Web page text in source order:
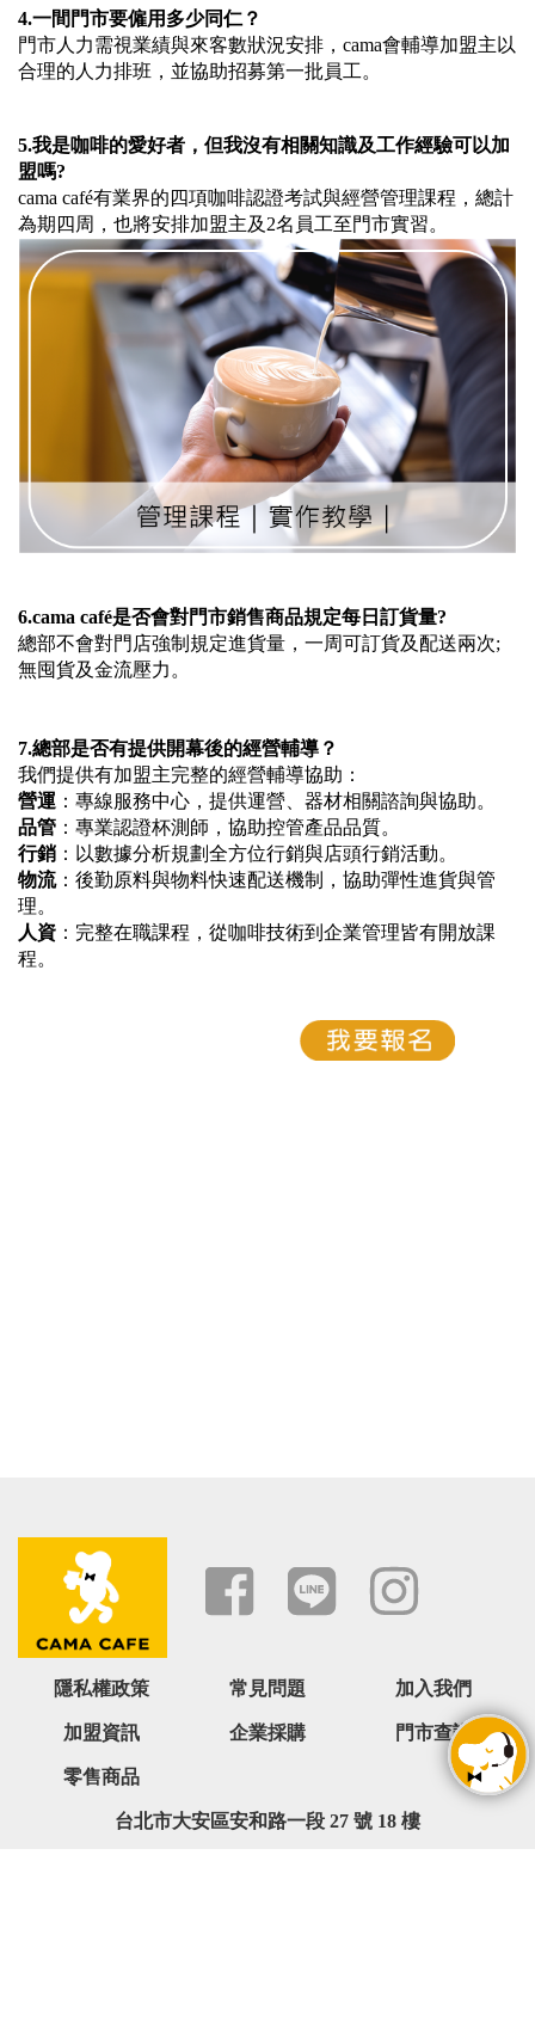
4.一間門市要僱用多少同仁？
門市人力需視業績與來客數狀況安排，cama會輔導加盟主以
合理的人力排班，並協助招募第一批員工。
5.我是咖啡的愛好者，但我沒有相關知識及工作經驗可以加
盟嗎?
cama café有業界的四項咖啡認證考試與經營管理課程，總計
為期四周，也將安排加盟主及2名員工至門市實習。
6.cama café是否會對門市銷售商品規定每日訂貨量?
總部不會對門店強制規定進貨量，一周可訂貨及配送兩次;
無囤貨及金流壓力。
7.總部是否有提供開幕後的經營輔導？
我們提供有加盟主完整的經營輔導協助：
營運 ：專線服務中心，提供運營、器材相關諮詢與協助。
品管 ：專業認證杯測師，協助控管產品品質。
行銷 ：以數據分析規劃全方位行銷與店頭行銷活動。
物流：後勤原料與物料快速配送機制，協助彈性進貨與管
理。
人資 ：完整在職課程，從咖啡技術到企業管理皆有開放課
程。
台北市大安區安和路一段 27 號 18 樓
隱私權政策 常見問題 加入我們
加盟資訊 企業採購 門市查詢
零售商品